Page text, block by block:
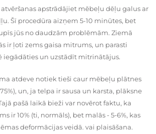
apstrādājiet mēbeļu dēļu galus ar
Šī procedūra aizņem 5-10 minūtes, bet
jūs no daudzām problēmām. Ziemā
ir ļoti zems gaisa mitrums, un parasti
iegādāties un uzstādīt mitrinātājus.
atdeve notiek tieši caur mēbeļu plātnes
un, ja telpa ir sausa un karsta, plāksne
pašā laikā bieži var novērot faktu, ka
ir 10% (ti, normāls), bet malās - 5-6%, kas
deformācijas veidā. vai plaisāšana.